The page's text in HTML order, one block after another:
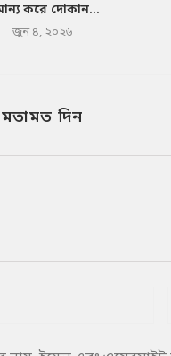
করে দোকান...
জুন ৪, ২০২৬
মতামত দিন